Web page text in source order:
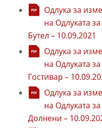
Одлука за
на Одлуката
Бутел – 10.09.2021
Одлука за
на Одлуката
Гостивар –
Одлука за
на Одлуката
Долнени –